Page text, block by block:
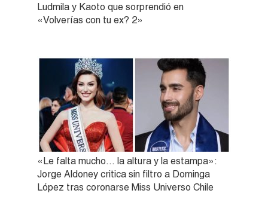
Ludmila y Kaoto que sorprendió en
«Volverías con tu ex? 2»
«Le falta mucho… la altura y la estampa»:
Jorge Aldoney critica sin filtro a Dominga
López tras coronarse Miss Universo Chile